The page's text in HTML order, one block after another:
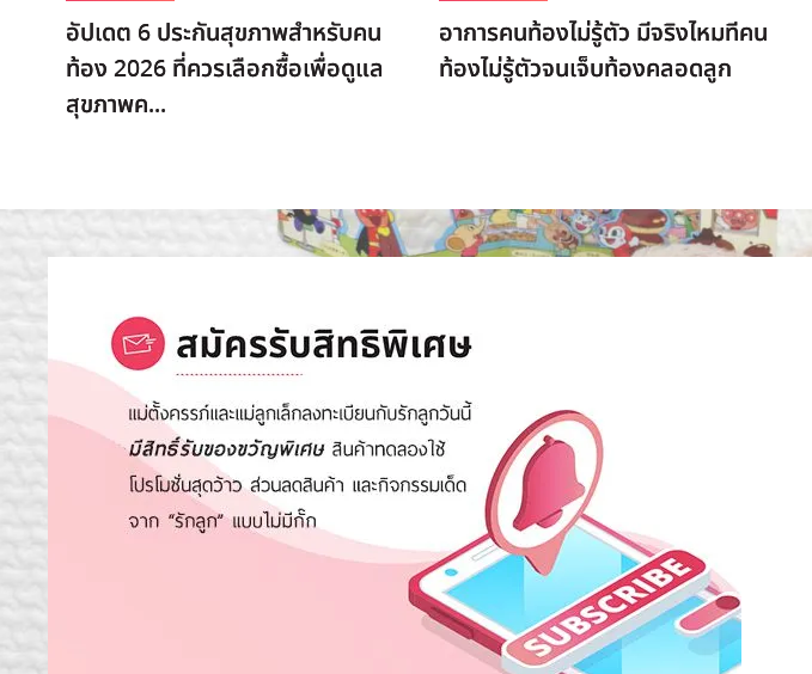
อัปเดต 6 ประกันสุขภาพสำหรับคน
ท้อง 2026 ที่ควรเลือกซื้อเพื่อดูแล
สุขภาพค...
อาการคนท้องไม่รู้ตัว มีจริงไหมทีคน
ท้องไม่รู้ตัวจนเจ็บท้องคลอดลูก